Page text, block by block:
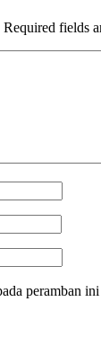
Required fields
peramban